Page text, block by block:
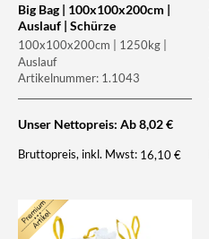
Big Bag | 100x100x200cm |
Auslauf | Schürze
100x100x200cm | 1250kg |
Auslauf
Artikelnummer: 1.1043
Unser Nettopreis: Ab8,02€
Bruttopreis, inkl. Mwst: 16,10€